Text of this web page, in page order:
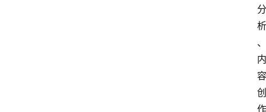
分
析
、
内
容
创
作